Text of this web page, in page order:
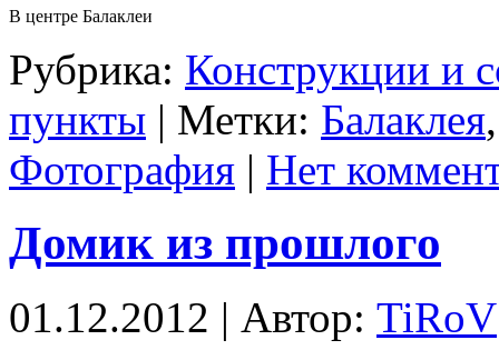
В центре Балаклеи
Рубрика: Конструкции и
пункты | Метки: Балаклея
Фотография | Нет
Домик из прошлого
01.12.2012 | Автор: TiRoV